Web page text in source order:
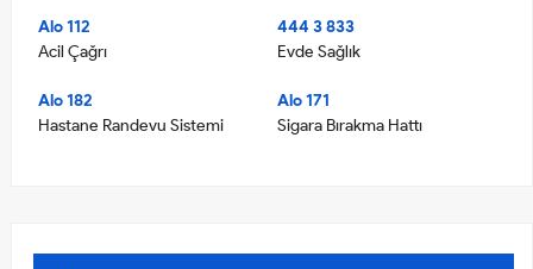
Alo 112
Acil Çağrı
444 3 833
Evde Sağlık
Alo 182
Hastane Randevu Sistemi
Alo 171
Sigara Bırakma Hattı